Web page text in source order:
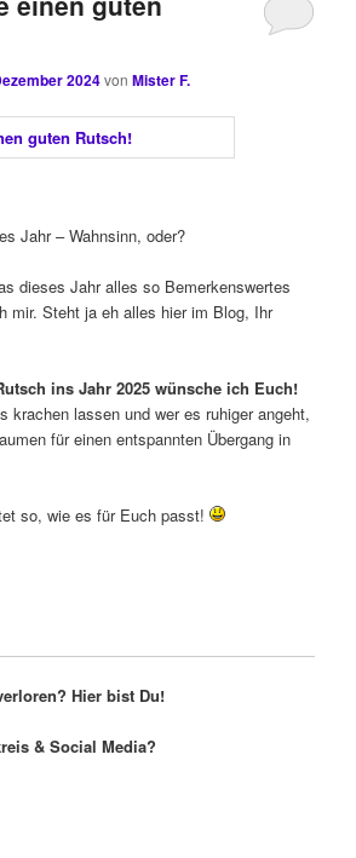
2024vonMister F.
Jahr – Wahnsinn, oder?
dieses Jahr alles so Bemerkenswertes
mir. Steht ja eh alles hier im Blog, Ihr
ins Jahr 2025 wünsche ich Euch!
krachen lassen und wer es ruhiger angeht,
für einen entspannten Übergang in
so, wie es für Euch passt!
Hier bist Du!
& Social Media?